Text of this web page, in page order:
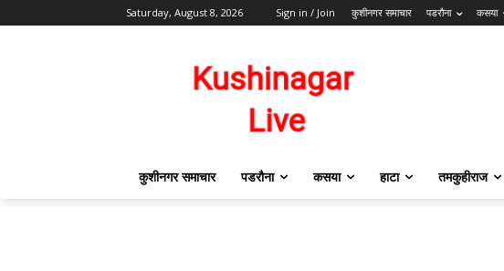
Saturday, August 8, 2026 Sign in / Join कुशीनगर समाचार पडरौना कसया
कुशीनगर समाचार पडरौना कसया हाटा तमकुहीराज